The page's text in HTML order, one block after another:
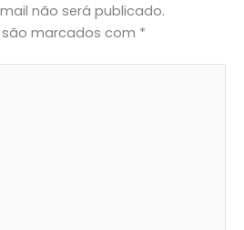
não será publicado.
marcados com *